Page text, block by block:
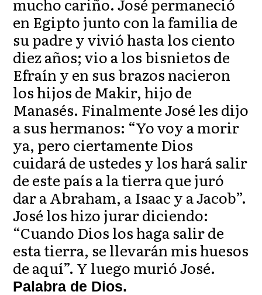
mucho cariño. José permaneció
en Egipto junto con la familia de
su padre y vivió hasta los ciento
diez años; vio a los bisnietos de
Efraín y en sus brazos nacieron
los hijos de Makir, hijo de
Manasés. Finalmente José les dijo
a sus hermanos: “Yo voy a morir
ya, pero ciertamente Dios
cuidará de ustedes y los hará salir
de este país a la tierra que juró
dar a Abraham, a Isaac y a Jacob”.
José los hizo jurar diciendo:
“Cuando Dios los haga salir de
esta tierra, se llevarán mis huesos
de aquí”. Y luego murió José.
Palabra de Dios.